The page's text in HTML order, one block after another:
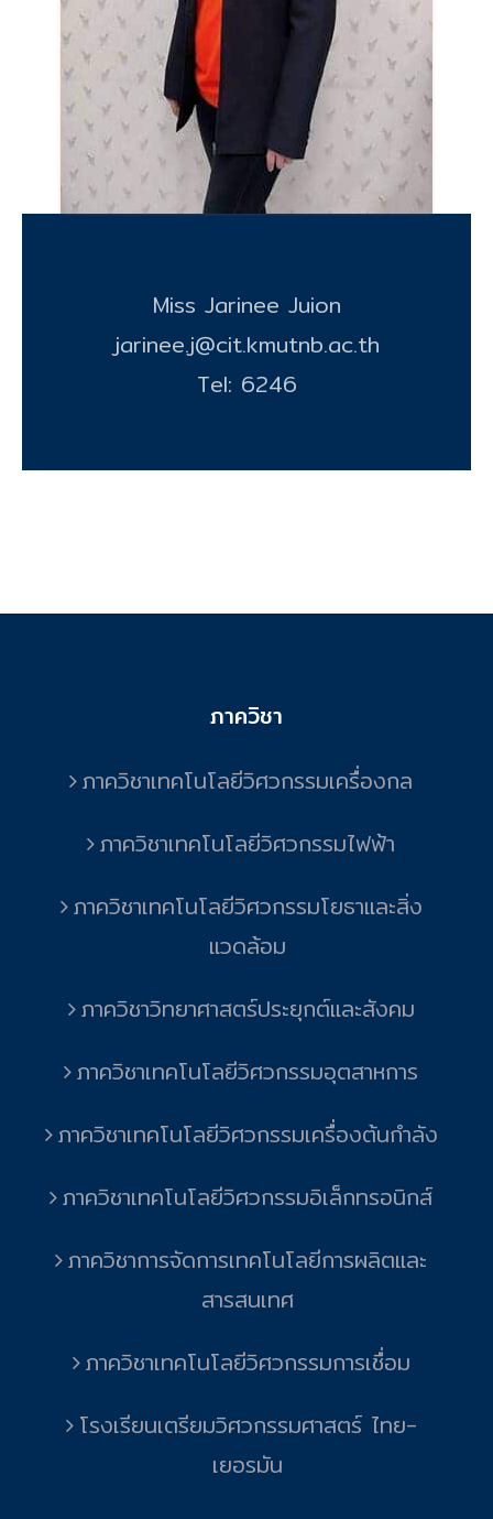
Miss Jarinee Juion
jarinee.j@cit.kmutnb.ac.th
Tel: 6246
ภาควิชา
ภาควิชาเทคโนโลยีวิศวกรรมเครื่องกล
ภาควิชาเทคโนโลยีวิศวกรรมไฟฟ้า
ภาควิชาเทคโนโลยีวิศวกรรมโยธาและสิ่ง
แวดล้อม
ภาควิชาวิทยาศาสตร์ประยุกต์และสังคม
ภาควิชาเทคโนโลยีวิศวกรรมอุตสาหการ
ภาควิชาเทคโนโลยีวิศวกรรมเครื่องต้นกำลัง
ภาควิชาเทคโนโลยีวิศวกรรมอิเล็กทรอนิกส์
ภาควิชาการจัดการเทคโนโลยีการผลิตและ
สารสนเทศ
ภาควิชาเทคโนโลยีวิศวกรรมการเชื่อม
โรงเรียนเตรียมวิศวกรรมศาสตร์ ไทย-
เยอรมัน